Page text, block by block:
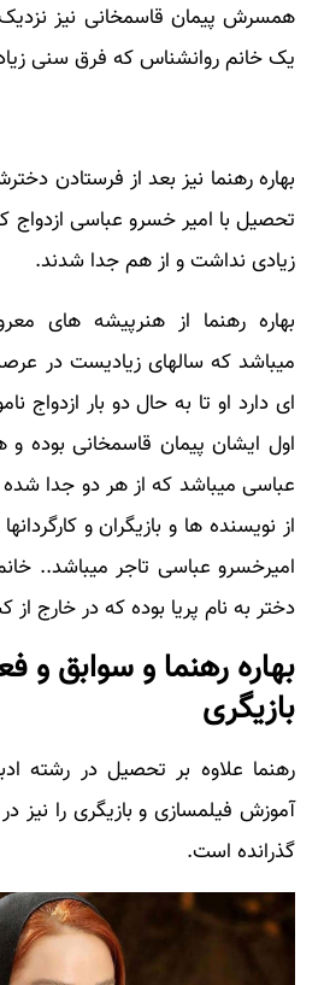
همسرش پیمان قاسمخانی نیز
یک خانم روانشناس که فرق سنی
بهاره رهنما نیز بعد از فرستادن
تحصیل با امیر خسرو عباسی ازدواج
زیادی نداشت و از هم جدا شدند.
بهاره رهنما از هنرپیشه های
میباشد که سالهای زیادیست در
ای دارد او تا به حال دو بار
اول ایشان پیمان قاسمخانی بوده
عباسی میباشد که از هر دو جدا
از نویسنده ها و بازیگران و
امیرخسرو عباسی تاجر میباشد..
دختر به نام پریا بوده که در خارج
بهاره رهنما و سوابق و
بازیگری
رهنما علاوه بر تحصیل در رشته
آموزش فیلمسازی و بازیگری را نیز
گذرانده است.